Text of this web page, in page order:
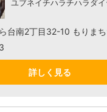
ユブネイチハラチハラダイ
台南2丁目32-10 もりま
詳しく見る